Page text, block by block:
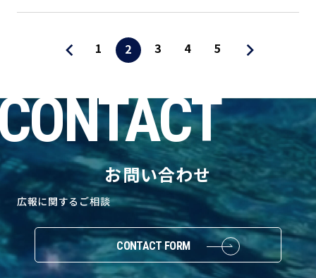
1 2 3 4 5
お問い合わせ
広報に関するご相談
CONTACT FORM